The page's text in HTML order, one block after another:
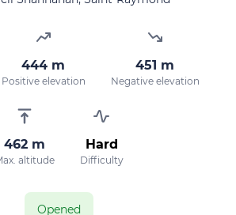
444 m
Positive elevation
451 m
Negative elevation
462 m
altitude
Hard
Difficulty
Opened